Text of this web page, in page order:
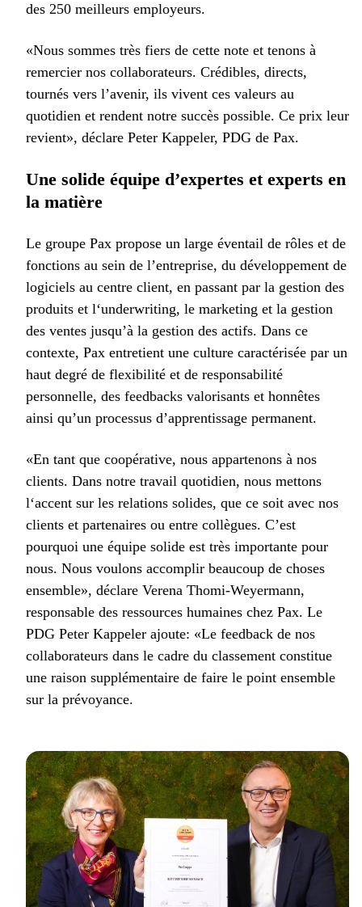
des 250 meilleurs employeurs.
«Nous sommes très fiers de cette note et tenons à
remercier nos collaborateurs. Crédibles, directs,
tournés vers l’avenir, ils vivent ces valeurs au
quotidien et rendent notre succès possible. Ce prix leur
revient», déclare Peter Kappeler, PDG de Pax.
Une solide équipe d’expertes et experts en
la matière
Le groupe Pax propose un large éventail de rôles et de
fonctions au sein de l’entreprise, du développement de
logiciels au centre client, en passant par la gestion des
produits et l‘underwriting, le marketing et la gestion
des ventes jusqu’à la gestion des actifs. Dans ce
contexte, Pax entretient une culture caractérisée par un
haut degré de flexibilité et de responsabilité
personnelle, des feedbacks valorisants et honnêtes
ainsi qu’un processus d’apprentissage permanent.
«En tant que coopérative, nous appartenons à nos
clients. Dans notre travail quotidien, nous mettons
l‘accent sur les relations solides, que ce soit avec nos
clients et partenaires ou entre collègues. C’est
pourquoi une équipe solide est très importante pour
nous. Nous voulons accomplir beaucoup de choses
ensemble», déclare Verena Thomi-Weyermann,
responsable des ressources humaines chez Pax. Le
PDG Peter Kappeler ajoute: «Le feedback de nos
collaborateurs dans le cadre du classement constitue
une raison supplémentaire de faire le point ensemble
sur la prévoyance.